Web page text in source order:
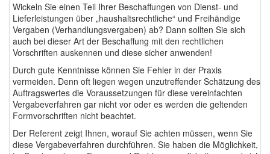
Wickeln Sie einen Teil Ihrer Beschaffungen von Dienst- und
Lieferleistungen über „haushaltsrechtliche“ und Freihändige
Vergaben (Verhandlungsvergaben) ab? Dann sollten Sie sich
auch bei dieser Art der Beschaffung mit den rechtlichen
Vorschriften auskennen und diese sicher anwenden!
Durch gute Kenntnisse können Sie Fehler in der Praxis
vermeiden. Denn oft liegen wegen unzutreffender Schätzung des
Auftragswertes die Voraussetzungen für diese vereinfachten
Vergabeverfahren gar nicht vor oder es werden die geltenden
Formvorschriften nicht beachtet.
Der Referent zeigt Ihnen, worauf Sie achten müssen, wenn Sie
diese Vergabeverfahren durchführen. Sie haben die Möglichkeit,